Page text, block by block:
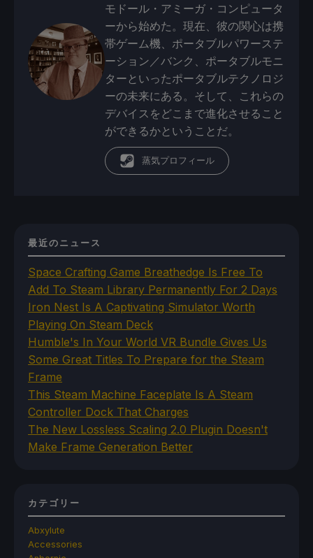
モドール・アミーガ・コンピュータ
ーから始めた。現在、彼の関心は携
帯ゲーム機、ポータブルパワーステ
ーション／バンク、ポータブルモニ
ターといったポータブルテクノロジ
ーの未来にある。そして、これらの
デバイスをどこまで進化させること
ができるかということだ。
蒸気プロフィール
最近のニュース
Space Crafting Game Breathedge Is Free To
Add To Steam Library Permanently For 2 Days
Iron Nest Is A Captivating Simulator Worth
Playing On Steam Deck
Humble's In Your World VR Bundle Gives Us
Some Great Titles To Prepare for the Steam
Frame
This Steam Machine Faceplate Is A Steam
Controller Dock That Charges
The New Lossless Scaling 2.0 Plugin Doesn't
Make Frame Generation Better
カテゴリー
Abxylute
Accessories